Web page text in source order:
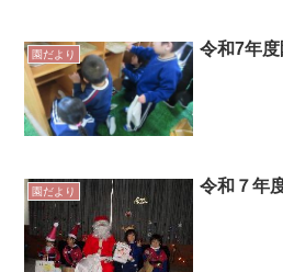
園だより 令和7年度
園だより 令和７年